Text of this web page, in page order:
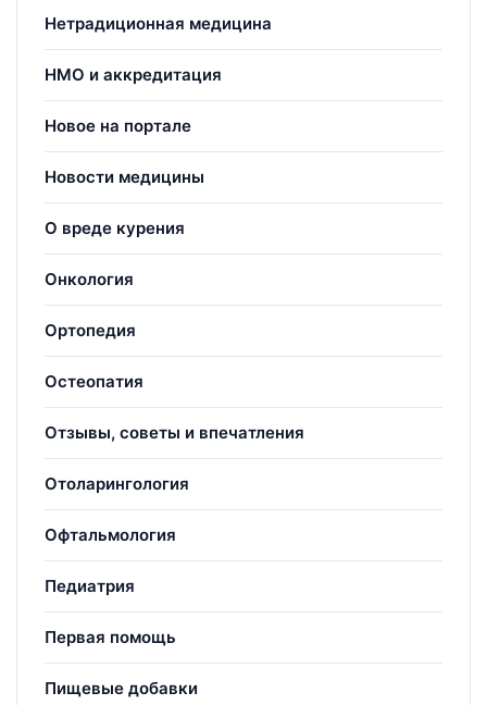
Нетрадиционная медицина
НМО и аккредитация
Новое на портале
Новости медицины
О вреде курения
Онкология
Ортопедия
Остеопатия
Отзывы, советы и впечатления
Отоларингология
Офтальмология
Педиатрия
Первая помощь
Пищевые добавки